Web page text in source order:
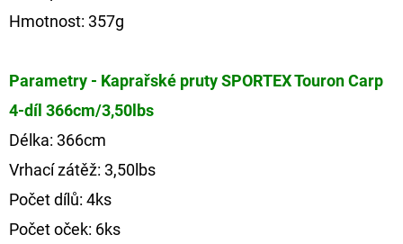
Hmotnost: 357g
Parametry - Kaprařské pruty SPORTEX Touron Carp
4-díl 366cm/3,50lbs
Délka: 366cm
Vrhací zátěž: 3,50lbs
Počet dílů: 4ks
Počet oček: 6ks